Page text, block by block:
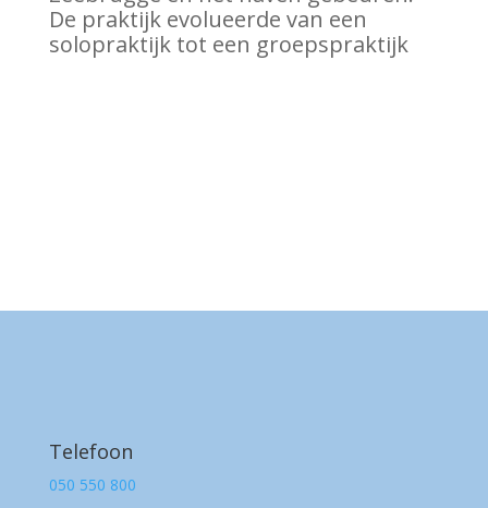
De praktijk evolueerde van een
solopraktijk tot een groepspraktijk
Telefoon
050 550 800